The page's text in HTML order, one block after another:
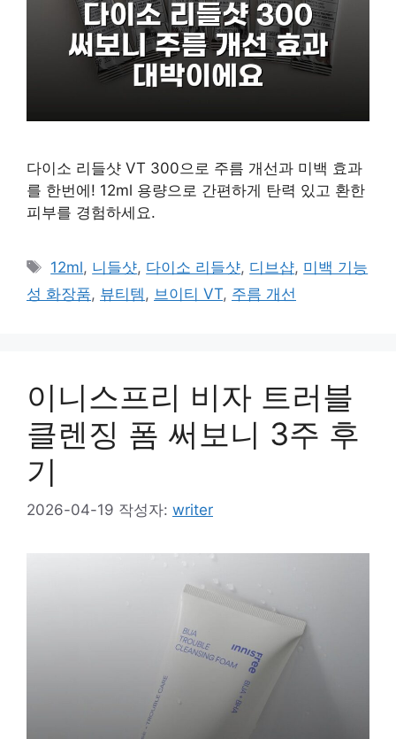
다이소 리들샷 VT 300으로 주름 개선과 미백 효과
를 한번에! 12ml 용량으로 간편하게 탄력 있고 환한
피부를 경험하세요.
태
그
12ml, 니들샷, 다이소 리들샷, 디브샵, 미백 기능
성 화장품, 뷰티템 , 브이티 VT, 주름 개선
이니스프리 비자 트러블
클렌징 폼 써보니 3주 후
기
2026-04-19 작성자: writer